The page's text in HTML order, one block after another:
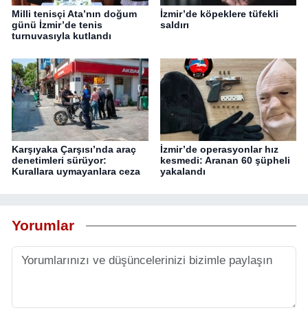
Milli tenisçi Ata’nın doğum
günü İzmir’de tenis
turnuvasıyla kutlandı
İzmir’de köpeklere tüfekli
saldırı
Karşıyaka Çarşısı’nda araç
denetimleri sürüyor:
Kurallara uymayanlara ceza
İzmir’de operasyonlar hız
kesmedi: Aranan 60 şüpheli
yakalandı
Yorumlar